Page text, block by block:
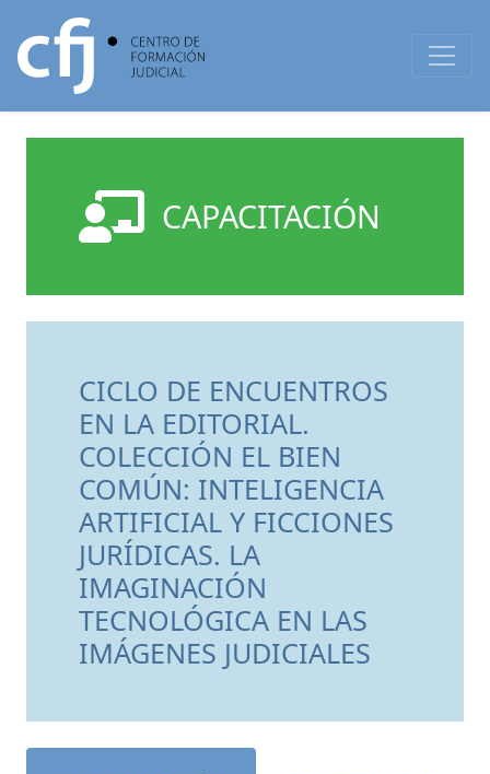
CAPACITACIÓN
CICLO DE ENCUENTROS
EN LA EDITORIAL.
COLECCIÓN EL BIEN
COMÚN: INTELIGENCIA
ARTIFICIAL Y FICCIONES
JURÍDICAS. LA
IMAGINACIÓN
TECNOLÓGICA EN LAS
IMÁGENES JUDICIALES